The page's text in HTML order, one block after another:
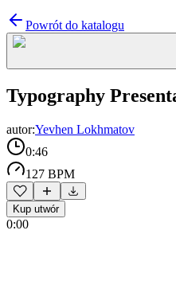
Powrót do katalogu
Typography
autor:Yevhen Lokhmatov
0:46
127 BPM
Kup utwór
0:00